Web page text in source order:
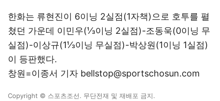
한화는 류현진이 6이닝 2실점(1자책)으로 호투를 펼
쳤던 가운데 이민우(⅓이닝 2실점)-조동욱(0이닝 무
실점)-이상규(1⅓이닝 무실점)-박상원(1이닝 1실점)
이 등판했다.
창원=이종서 기자 bellstop@sportschosun.com
Copyright © 스포츠조선. 무단전재 및 재배포 금지.